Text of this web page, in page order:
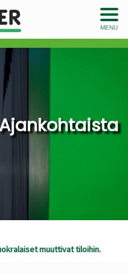
MENU
muuttivat tiloihin.